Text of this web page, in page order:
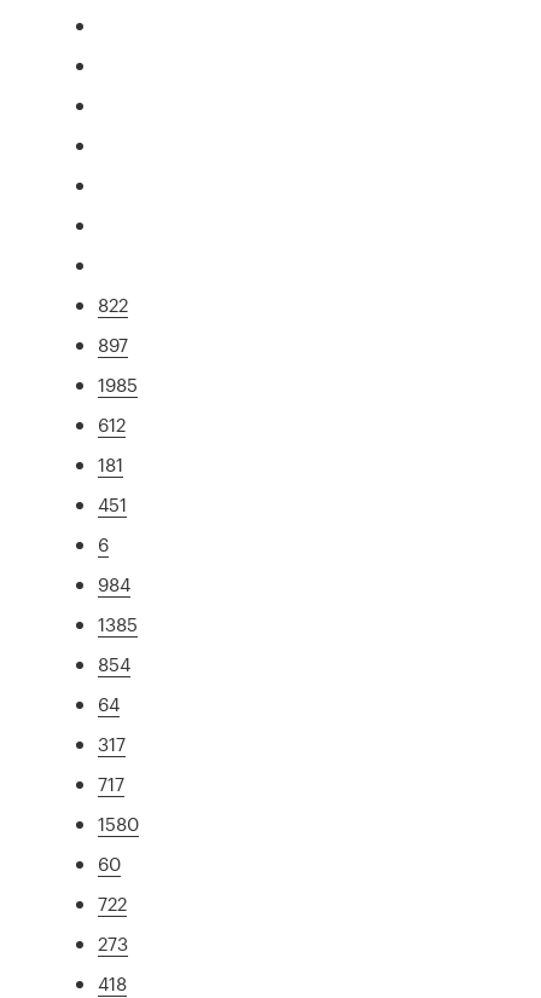
822
897
1985
612
181
451
6
984
1385
854
64
317
717
1580
60
722
273
418